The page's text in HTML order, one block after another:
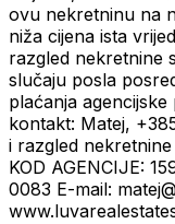
ovu nekretninu na
niža cijena ista
razgled nekretnine
slučaju posla
plaćanja
kontakt: Matej,
i razgled
KOD AGENCIJE:
0083 E-mail: